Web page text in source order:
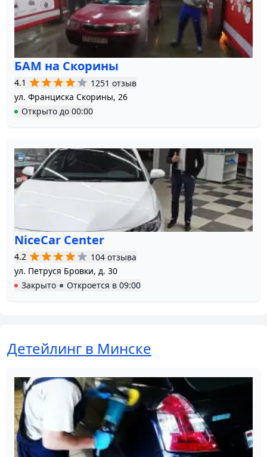
БАМ на Скорины
4.1
1251 отзыв
ул. Франциска Скорины, 26
Открыто до 00:00
NiceCar Center
4.2
104 отзыва
ул. Петруся Бровки, д. 30
Закрыто
Откроется в 09:00
Детейлинг в Минске